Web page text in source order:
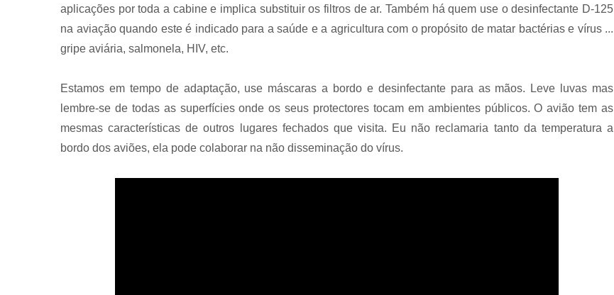
aplicações por toda a cabine e implica substituir os filtros de ar. Também há quem use o desinfectante D-125
na aviação quando este é indicado para a saúde e a agricultura com o propósito de matar bactérias e vírus ...
gripe aviária, salmonela, HIV, etc.
Estamos em tempo de adaptação, use máscaras a bordo e desinfectante para as mãos. Leve luvas mas
lembre-se de todas as superfícies onde os seus protectores tocam em ambientes públicos. O avião tem as
mesmas características de outros lugares fechados que visita. Eu não reclamaria tanto da temperatura a
bordo dos aviões, ela pode colaborar na não disseminação do vírus.